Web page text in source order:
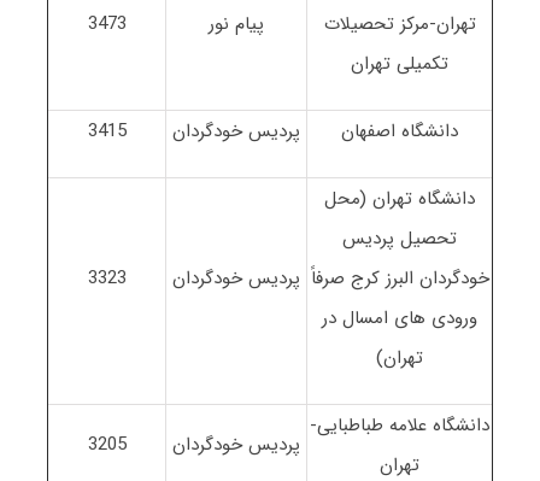
تهران-مرکز تحصیلات
تکمیلی تهران
پیام نور 3473
دانشگاه اصفهان پردیس خودگردان 3415
دانشگاه تهران (محل
تحصیل پردیس
خودگردان البرز کرج صرفاً
ورودی های امسال در
تهران)
پردیس خودگردان 3323
دانشگاه علامه طباطبایی-
تهران
پردیس خودگردان 3205